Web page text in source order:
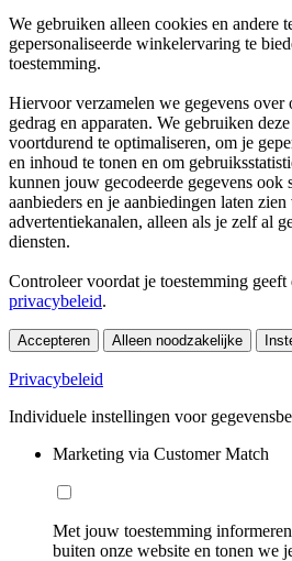
We gebruiken alleen cookies en andere
gepersonaliseerde winkelervaring te
toestemming.
Hiervoor verzamelen we gegevens over
gedrag en apparaten. We gebruiken
voortdurend te optimaliseren, om je
en inhoud te tonen en om
kunnen jouw gecodeerde gegevens ook
aanbieders en je aanbiedingen laten
advertentiekanalen, alleen als je zelf al
diensten.
Controleer voordat je toestemming
privacybeleid.
Accepteren Alleen noodzakelijke
Privacybeleid
Individuele instellingen voor
Marketing via Customer Match
Met jouw toestemming
buiten onze website en tonen we